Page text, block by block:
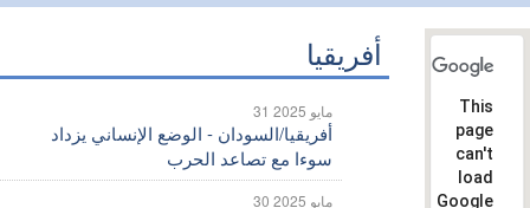
أفريقيا
31 مايو 2025
أفريقيا/السودان - الوضع الإنساني يزداد
سوءا مع تصاعد الحرب
30 مايو 2025
This
page
can't
load
Google